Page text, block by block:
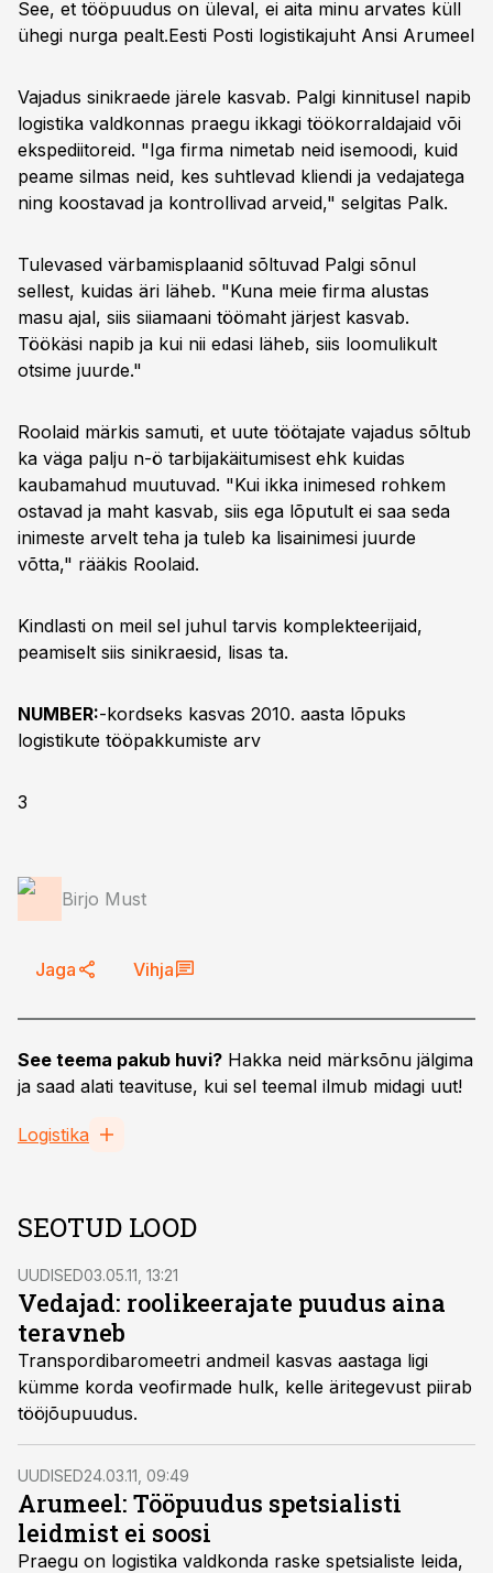
See, et tööpuudus on üleval, ei aita minu arvates küll
ühegi nurga pealt.Eesti Posti logistikajuht Ansi Arumeel
Vajadus sinikraede järele kasvab. Palgi kinnitusel napib
logistika valdkonnas praegu ikkagi töökorraldajaid või
ekspediitoreid. "Iga firma nimetab neid isemoodi, kuid
peame silmas neid, kes suhtlevad kliendi ja vedajatega
ning koostavad ja kontrollivad arveid," selgitas Palk.
Tulevased värbamisplaanid sõltuvad Palgi sõnul
sellest, kuidas äri läheb. "Kuna meie firma alustas
masu ajal, siis siiamaani töömaht järjest kasvab.
Töökäsi napib ja kui nii edasi läheb, siis loomulikult
otsime juurde."
Roolaid märkis samuti, et uute töötajate vajadus sõltub
ka väga palju n-ö tarbijakäitumisest ehk kuidas
kaubamahud muutuvad. "Kui ikka inimesed rohkem
ostavad ja maht kasvab, siis ega lõputult ei saa seda
inimeste arvelt teha ja tuleb ka lisainimesi juurde
võtta," rääkis Roolaid.
Kindlasti on meil sel juhul tarvis komplekteerijaid,
peamiselt siis sinikraesid, lisas ta.
NUMBER:-kordseks kasvas 2010. aasta lõpuks
logistikute tööpakkumiste arv
3
Birjo Must
Jaga Vihja
See teema pakub huvi? Hakka neid märksõnu jälgima
ja saad alati teavituse, kui sel teemal ilmub midagi uut!
Logistika
SEOTUD LOOD
UUDISED03.05.11, 13:21
Vedajad: roolikeerajate puudus aina
teravneb
Transpordibaromeetri andmeil kasvas aastaga ligi
kümme korda veofirmade hulk, kelle äritegevust piirab
tööjõupuudus.
UUDISED24.03.11, 09:49
Arumeel: Tööpuudus spetsialisti
leidmist ei soosi
Praegu on logistika valdkonda raske spetsialiste leida,